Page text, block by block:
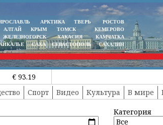
АРКТИКА ТВЕРЬ
РОСТОВ
АЛТАЙ КРЫМ ТОМСК
КЕМЕРОВО
ЖЕЛЕЗНОГОРСК ХАКАСИЯ
КАМЧАТКА
САХА СЕВАСТОПОЛЬ САХАЛИН
€ 93.19
Спорт Видео Культура В мире
Категория